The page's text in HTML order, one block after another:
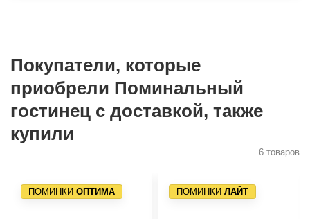
Покупатели, которые
приобрели Поминальный
гостинец с доставкой, также
купили
6 товаров
ПОМИНКИ ОПТИМА ПОМИНКИ ЛАЙТ